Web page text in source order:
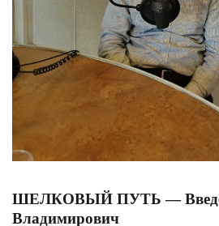
ШЕЛКОВЫЙ ПУТЬ —
Владимирович